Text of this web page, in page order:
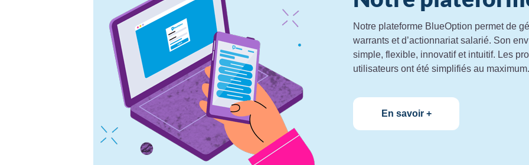
Notre plateforme BlueOption permet de
warrants et d’actionnariat salarié. Son
simple, flexible, innovatif et intuitif. Les
utilisateurs ont été simplifiés au
En savoir +